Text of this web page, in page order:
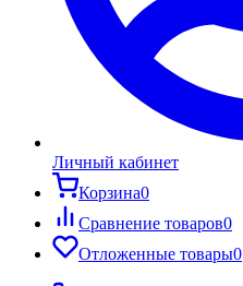
Личный кабинет
Корзина0
Сравнение товаров0
Отложенные товары0